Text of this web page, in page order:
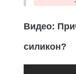
Видео:
силикон?